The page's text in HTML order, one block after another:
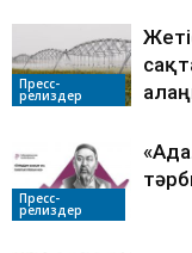
Пресс-
релиздер
Пресс-
релиздер